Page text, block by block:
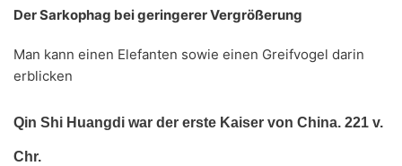
Der Sarkophag bei geringerer Vergrößerung
Man kann einen Elefanten sowie einen Greifvogel darin
erblicken
Qin Shi Huangdi war der erste Kaiser von China. 221 v.
Chr.